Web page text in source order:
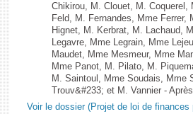
Chikirou, M. Clouet, M. Coquerel,
Feld, M. Fernandes, Mme
Hignet, M. Kerbrat, M. Lachaud,
Legavre, Mme Legrain, Mme
Maudet, Mme Mesmeur, Mme
Mme Panot, M. Pilato, M.
M. Saintoul, Mme Soudais, Mme
Trouv&#233; et M. Vannier -
Voir le dossier (Projet de loi de finances